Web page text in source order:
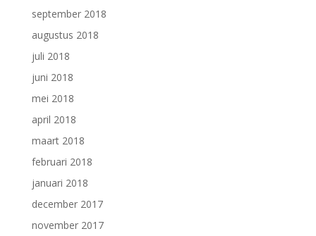
september 2018
augustus 2018
juli 2018
juni 2018
mei 2018
april 2018
maart 2018
februari 2018
januari 2018
december 2017
november 2017